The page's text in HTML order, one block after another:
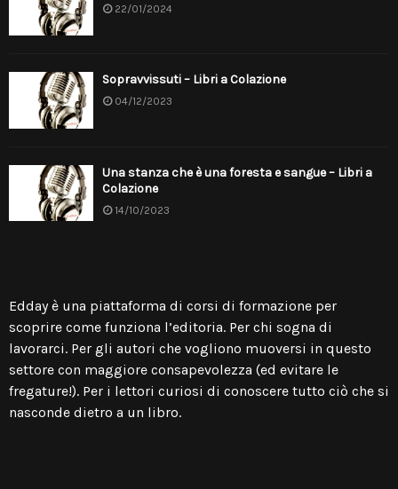
22/01/2024
Sopravvissuti – Libri a Colazione
04/12/2023
Una stanza che è una foresta e sangue – Libri a
Colazione
14/10/2023
Edday è una piattaforma di corsi di formazione per
scoprire come funziona l’editoria. Per chi sogna di
lavorarci. Per gli autori che vogliono muoversi in questo
settore con maggiore consapevolezza (ed evitare le
fregature!). Per i lettori curiosi di conoscere tutto ciò che si
nasconde dietro a un libro.